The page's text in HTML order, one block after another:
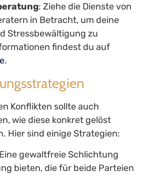
: Ziehe die Dienste von
in Betracht, um deine
Stressbewältigung zu
findest du auf
.
Konflikten sollte auch
wie diese konkret gelöst
Hier sind einige Strategien:
gewaltfreie Schlichtung
bieten, die für beide Parteien